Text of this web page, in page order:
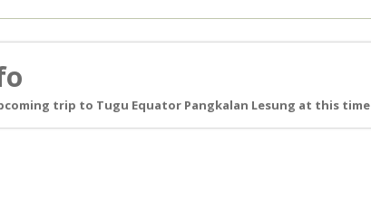
trip to Tugu Equator Pangkalan Lesung at this time